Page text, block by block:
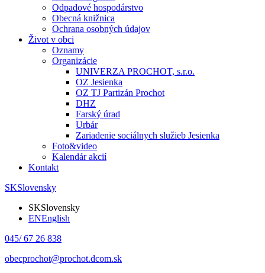
Odpadové hospodárstvo
Obecná knižnica
Ochrana osobných údajov
Život v obci
Oznamy
Organizácie
UNIVERZA PROCHOT, s.r.o.
OZ Jesienka
OZ TJ Partizán Prochot
DHZ
Farský úrad
Urbár
Zariadenie sociálnych služieb Jesienka
Foto&video
Kalendár akcií
Kontakt
SKSlovensky
SKSlovensky
ENEnglish
045/ 67 26 838
obecprochot@prochot.dcom.sk